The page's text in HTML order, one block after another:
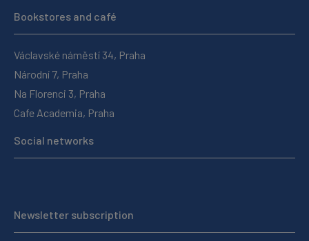
Bookstores and café
Václavské náměstí 34, Praha
Národní 7, Praha
Na Florenci 3, Praha
Cafe Academia, Praha
Social networks
Newsletter subscription